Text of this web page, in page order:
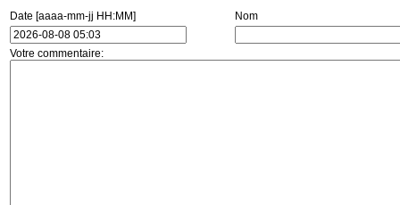
Date [aaaa-mm-jj HH:MM] Nom
Votre commentaire: